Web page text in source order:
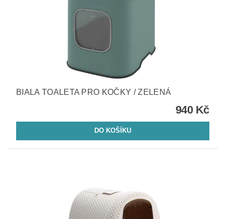
BIALA TOALETA PRO KOČKY / ZELENÁ
940 Kč